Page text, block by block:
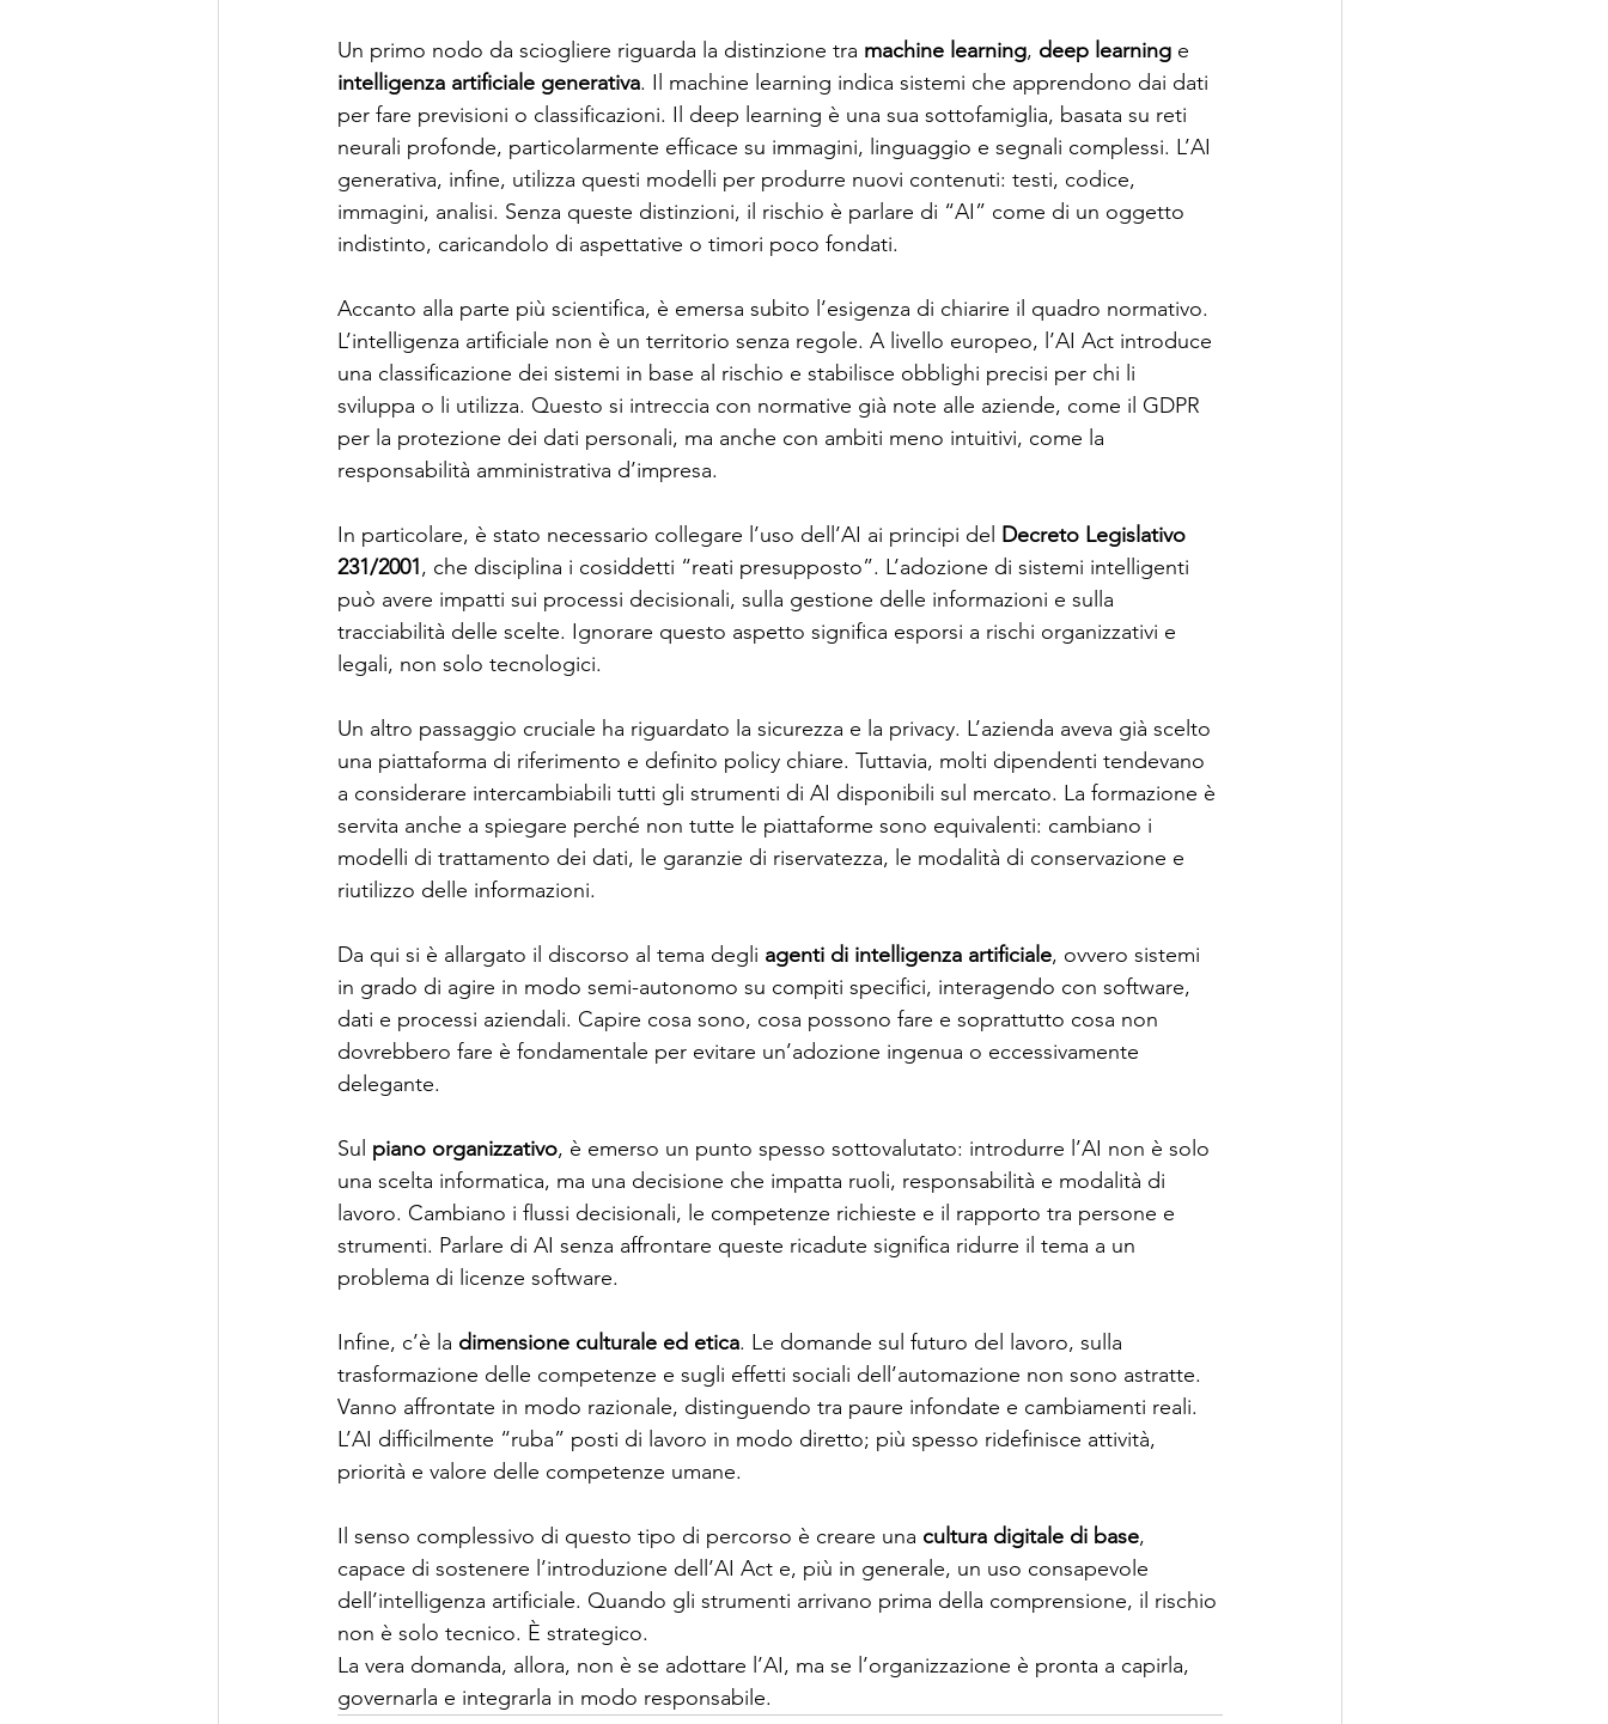
Un primo nodo da sciogliere riguarda la distinzione tra machine learning, deep learning e
intelligenza artificiale generativa. Il machine learning indica sistemi che apprendono dai dati
per fare previsioni o classificazioni. Il deep learning è una sua sottofamiglia, basata su reti
neurali profonde, particolarmente efficace su immagini, linguaggio e segnali complessi. L’AI
generativa, infine, utilizza questi modelli per produrre nuovi contenuti: testi, codice,
immagini, analisi. Senza queste distinzioni, il rischio è parlare di “AI” come di un oggetto
indistinto, caricandolo di aspettative o timori poco fondati.
Accanto alla parte più scientifica, è emersa subito l’esigenza di chiarire il quadro normativo.
L’intelligenza artificiale non è un territorio senza regole. A livello europeo, l’AI Act introduce
una classificazione dei sistemi in base al rischio e stabilisce obblighi precisi per chi li
sviluppa o li utilizza. Questo si intreccia con normative già note alle aziende, come il GDPR
per la protezione dei dati personali, ma anche con ambiti meno intuitivi, come la
responsabilità amministrativa d’impresa.
In particolare, è stato necessario collegare l’uso dell’AI ai principi del Decreto Legislativo
231/2001, che disciplina i cosiddetti “reati presupposto”. L’adozione di sistemi intelligenti
può avere impatti sui processi decisionali, sulla gestione delle informazioni e sulla
tracciabilità delle scelte. Ignorare questo aspetto significa esporsi a rischi organizzativi e
legali, non solo tecnologici.
Un altro passaggio cruciale ha riguardato la sicurezza e la privacy. L’azienda aveva già scelto
una piattaforma di riferimento e definito policy chiare. Tuttavia, molti dipendenti tendevano
a considerare intercambiabili tutti gli strumenti di AI disponibili sul mercato. La formazione è
servita anche a spiegare perché non tutte le piattaforme sono equivalenti: cambiano i
modelli di trattamento dei dati, le garanzie di riservatezza, le modalità di conservazione e
riutilizzo delle informazioni.
Da qui si è allargato il discorso al tema degli agenti di intelligenza artificiale, ovvero sistemi
in grado di agire in modo semi-autonomo su compiti specifici, interagendo con software,
dati e processi aziendali. Capire cosa sono, cosa possono fare e soprattutto cosa non
dovrebbero fare è fondamentale per evitare un’adozione ingenua o eccessivamente
delegante.
Sul piano organizzativo, è emerso un punto spesso sottovalutato: introdurre l’AI non è solo
una scelta informatica, ma una decisione che impatta ruoli, responsabilità e modalità di
lavoro. Cambiano i flussi decisionali, le competenze richieste e il rapporto tra persone e
strumenti. Parlare di AI senza affrontare queste ricadute significa ridurre il tema a un
problema di licenze software.
Infine, c’è la dimensione culturale ed etica. Le domande sul futuro del lavoro, sulla
trasformazione delle competenze e sugli effetti sociali dell’automazione non sono astratte.
Vanno affrontate in modo razionale, distinguendo tra paure infondate e cambiamenti reali.
L’AI difficilmente “ruba” posti di lavoro in modo diretto; più spesso ridefinisce attività,
priorità e valore delle competenze umane.
Il senso complessivo di questo tipo di percorso è creare una cultura digitale di base,
capace di sostenere l’introduzione dell’AI Act e, più in generale, un uso consapevole
dell’intelligenza artificiale. Quando gli strumenti arrivano prima della comprensione, il rischio
non è solo tecnico. È strategico.
La vera domanda, allora, non è se adottare l’AI, ma se l’organizzazione è pronta a capirla,
governarla e integrarla in modo responsabile.